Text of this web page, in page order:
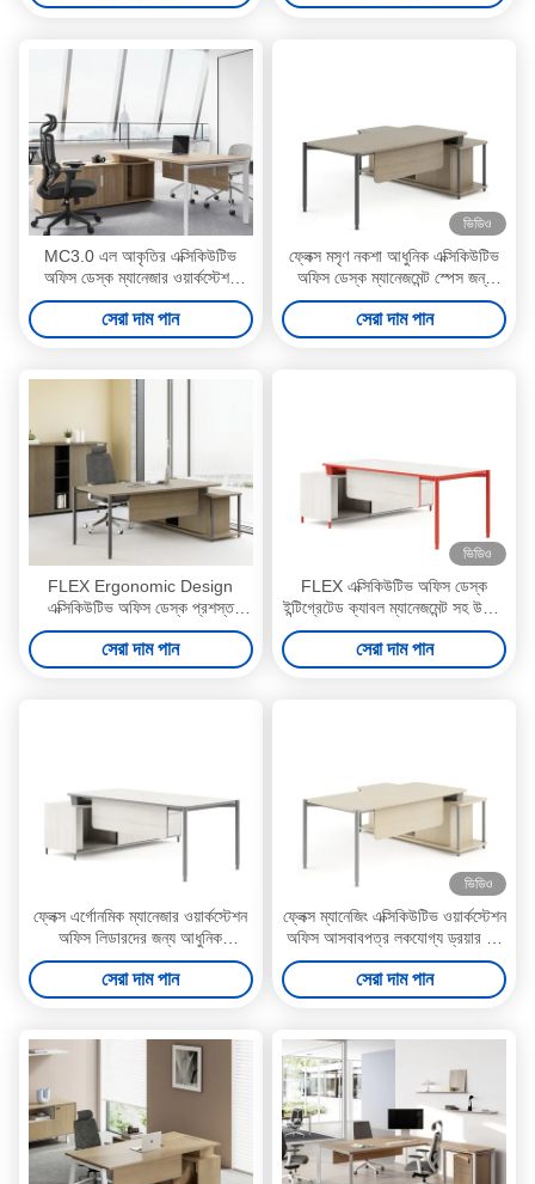
MC3.0 এল আকৃতির এক্সিকিউটিভ
অফিস ডেস্ক ম্যানেজার ওয়ার্কস্টেশন
ক্যাবল ম্যানেজমেন্ট লকযোগ্য
সেরা দাম পান
ভিডিও
ফ্লেক্স মসৃণ নকশা আধুনিক এক্সিকিউটিভ
অফিস ডেস্ক ম্যানেজমেন্ট স্পেস জন্য
গোলাকার প্রান্ত
সেরা দাম পান
FLEX Ergonomic Design
এক্সিকিউটিভ অফিস ডেস্ক প্রশস্ত
স্টোরেজ সহ আয়তক্ষেত্রাকার আকৃতির
সেরা দাম পান
ভিডিও
FLEX এক্সিকিউটিভ অফিস ডেস্ক
ইন্টিগ্রেটেড ক্যাবল ম্যানেজমেন্ট সহ উচ্চতা
নিয়মিত
সেরা দাম পান
ফ্লেক্স এর্গোনমিক ম্যানেজার ওয়ার্কস্টেশন
অফিস লিডারদের জন্য আধুনিক
এক্সিকিউটিভ অফিস আসবাবপত্র
সেরা দাম পান
ভিডিও
ফ্লেক্স ম্যানেজিং এক্সিকিউটিভ ওয়ার্কস্টেশন
অফিস আসবাবপত্র লকযোগ্য ড্রয়ার সহ
মার্জিত নকশা
সেরা দাম পান